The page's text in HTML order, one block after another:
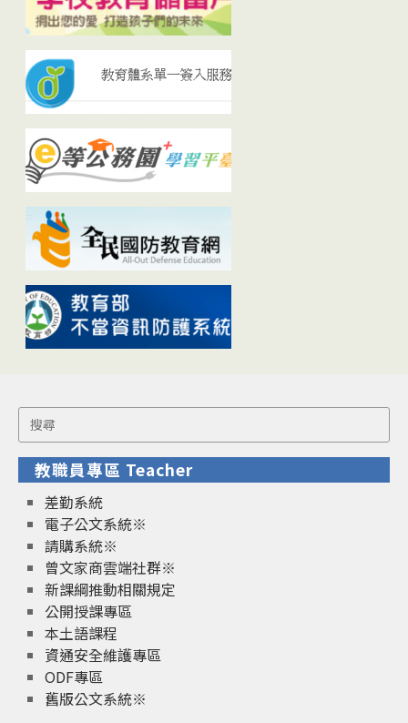
Search
for:
教職員專區 Teacher
差勤系統
電子公文系統※
請購系統※
曾文家商雲端社群※
新課綱推動相關規定
公開授課專區
本土語課程
資通安全維護專區
ODF專區
舊版公文系統※